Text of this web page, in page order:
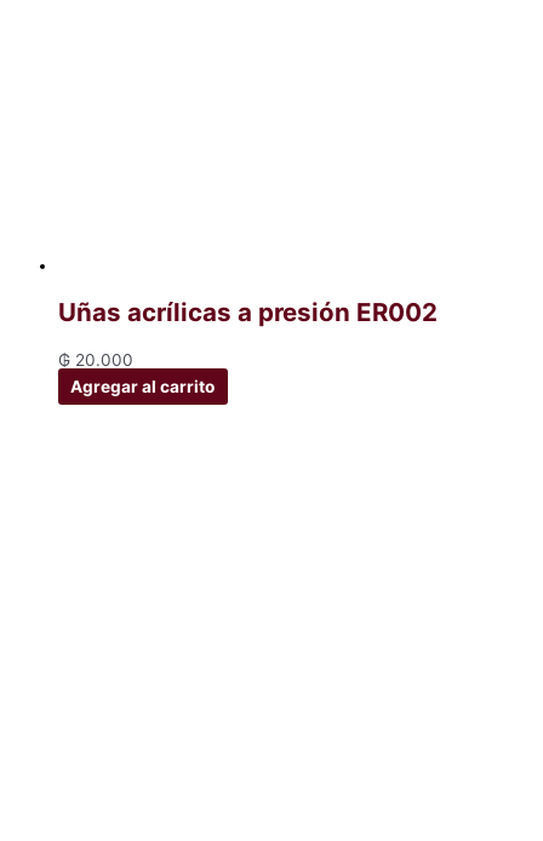
Uñas acrílicas a presión ER002
₲ 20.000
Agregar al carrito